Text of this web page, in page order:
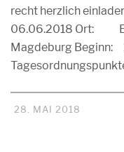
recht herzlich
06.06.2018 Ort:
Magdeburg Beginn:
28. MAI 2018